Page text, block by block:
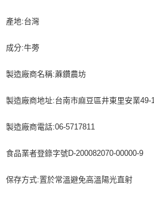
產地:台灣
成分:牛蒡
製造廠商名稱:蔴鑽農坊
製造廠商地址:台南市麻豆區井東里安業49-1
製造廠商電話:06-5717811
食品業者登錄字號D-200082070-00000-9
保存方式:置於常溫避免高溫陽光直射